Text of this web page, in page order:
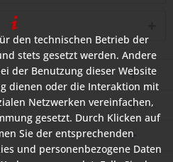
den technischen Betrieb der
stets gesetzt werden. Andere
der Benutzung dieser Website
dienen oder die Interaktion mit
Netzwerken vereinfachen,
gesetzt. Durch Klicken auf
Sie der entsprechenden
und personenbezogene Daten